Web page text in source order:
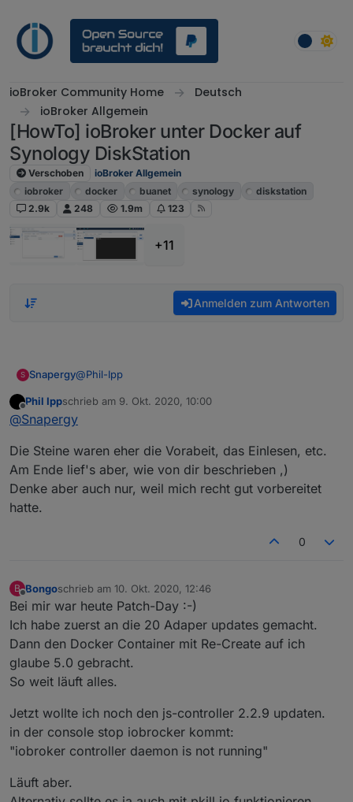
ioBroker Community Home
Deutsch
ioBroker Allgemein
[HowTo] ioBroker unter Docker auf
Synology DiskStation
Verschoben
ioBroker Allgemein
iobroker
docker buanet synology
diskstation
2.9k
248 1.9m 123
+11
Anmelden zum Antworten
S Snapergy@Phil-Ipp
Wenn du von Leidensweg sprichst, war der Weg
recht steinig? Also nicht einfach mal kurz
hochfahren?
Offline
Phil Ippschrieb am 9. Okt. 2020, 10:00
zuletzt editiert von
@Snapergy
Die Steine waren eher die Vorabeit, das Einlesen, etc.
Am Ende lief's aber, wie von dir beschrieben ,)
Denke aber auch nur, weil mich recht gut vorbereitet
hatte.
0
B
Offline
Bongoschrieb am 10. Okt. 2020, 12:46
zuletzt editiert von
Bei mir war heute Patch-Day :-)
Ich habe zuerst an die 20 Adaper updates gemacht.
Dann den Docker Container mit Re-Create auf ich
glaube 5.0 gebracht.
So weit läuft alles.
Jetzt wollte ich noch den js-controller 2.2.9 updaten.
in der console stop iobrocker kommt:
"iobroker controller daemon is not running"
Läuft aber.